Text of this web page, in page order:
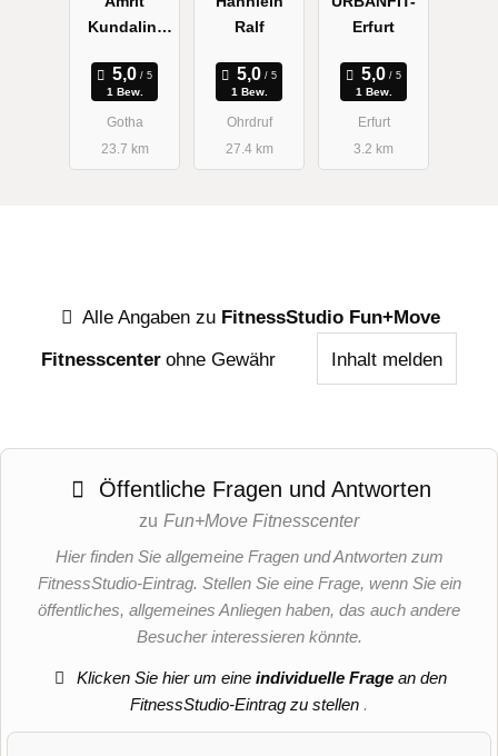
Kundalini
1 Bew.
Gotha
23.7 km
Ralf
1 Bew.
Ohrdruf
27.4 km
Erfurt
1 Bew.
Erfurt
3.2 km
Alle Angaben zu FitnessStudio Fun+Move
Fitnesscenter ohne Gewähr Inhalt melden
Öffentliche Fragen und Antworten
zu Fun+Move Fitnesscenter
Hier finden Sie allgemeine Fragen und Antworten zum
FitnessStudio-Eintrag. Stellen Sie eine Frage, wenn Sie ein
öffentliches, allgemeines Anliegen haben, das auch andere
Besucher interessieren könnte.
Klicken Sie hier um eineindividuelle Frage an den
FitnessStudio-Eintrag zu stellen .